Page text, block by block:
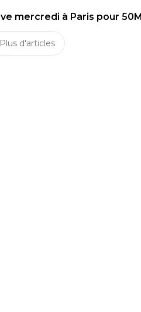
mercredi à Paris pour
Plus d'articles